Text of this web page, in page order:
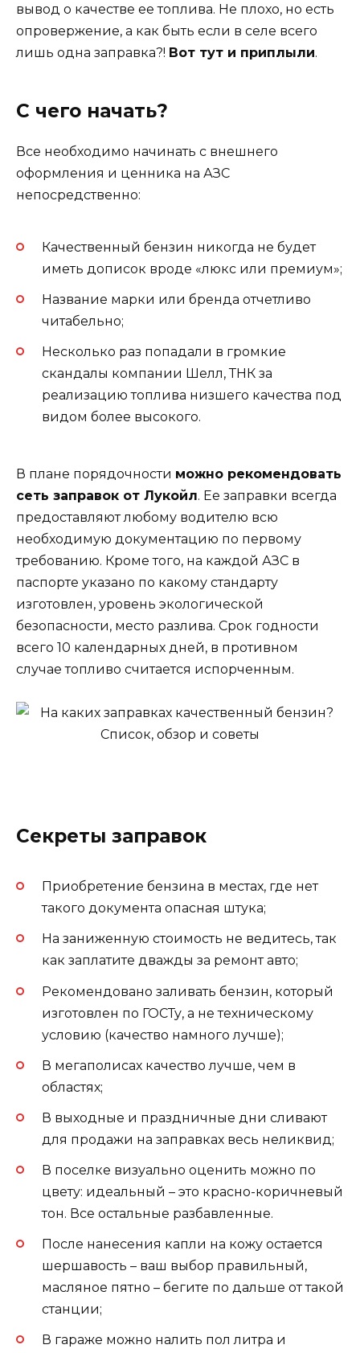
вывод о качестве ее топлива. Не плохо, но есть
опровержение, а как быть если в селе всего
лишь одна заправка?! Вот тут и приплыли.
С чего начать?
Все необходимо начинать с внешнего
оформления и ценника на АЗС
непосредственно:
Качественный бензин никогда не будет
иметь дописок вроде «люкс или премиум»;
Название марки или бренда отчетливо
читабельно;
Несколько раз попадали в громкие
скандалы компании Шелл, ТНК за
реализацию топлива низшего качества под
видом более высокого.
В плане порядочности можно рекомендовать
сеть заправок от Лукойл. Ее заправки всегда
предоставляют любому водителю всю
необходимую документацию по первому
требованию. Кроме того, на каждой АЗС в
паспорте указано по какому стандарту
изготовлен, уровень экологической
безопасности, место разлива. Срок годности
всего 10 календарных дней, в противном
случае топливо считается испорченным.
Секреты заправок
Приобретение бензина в местах, где нет
такого документа опасная штука;
На заниженную стоимость не ведитесь, так
как заплатите дважды за ремонт авто;
Рекомендовано заливать бензин, который
изготовлен по ГОСТу, а не техническому
условию (качество намного лучше);
В мегаполисах качество лучше, чем в
областях;
В выходные и праздничные дни сливают
для продажи на заправках весь неликвид;
В поселке визуально оценить можно по
цвету: идеальный – это красно-коричневый
тон. Все остальные разбавленные.
После нанесения капли на кожу остается
шершавость – ваш выбор правильный,
масляное пятно – бегите по дальше от такой
станции;
В гараже можно налить пол литра и